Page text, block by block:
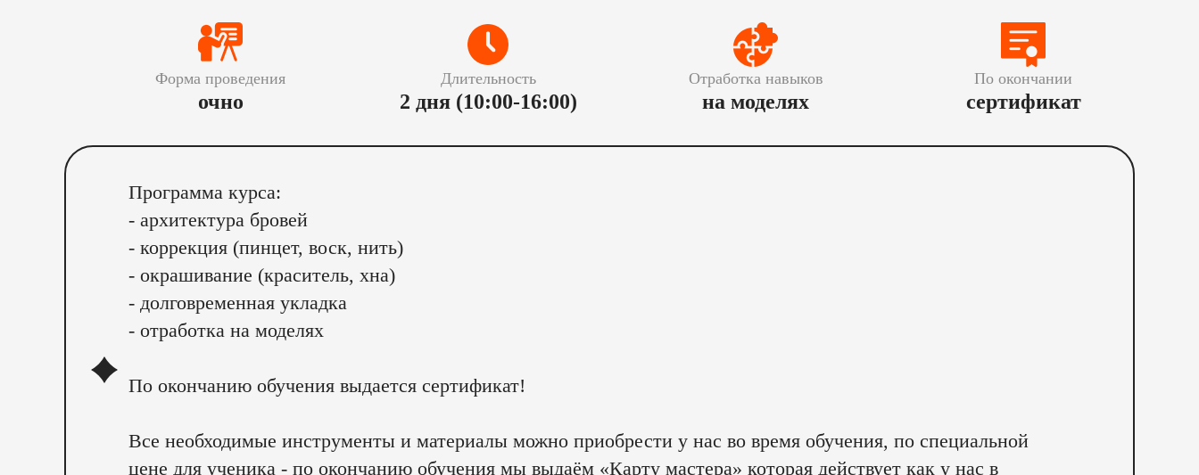
Форма проведения
очно
Длительность
2 дня (10:00-16:00)
Отработка навыков
на моделях
По окончании
сертификат
Программа курса:
- архитектура бровей
- коррекция (пинцет, воск, нить)
- окрашивание (краситель, хна)
- долговременная укладка
- отработка на моделях
По окончанию обучения выдается сертификат!
Все необходимые инструменты и материалы можно приобрести у нас во время обучения, по специальной
цене для ученика - по окончанию обучения мы выдаём «Карту мастера» которая действует как у нас в